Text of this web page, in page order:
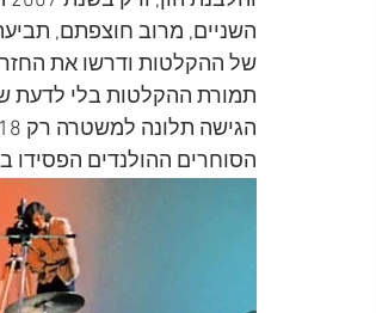
השניים, מרוב חוצפתם,
הסוחרים ההולנדים